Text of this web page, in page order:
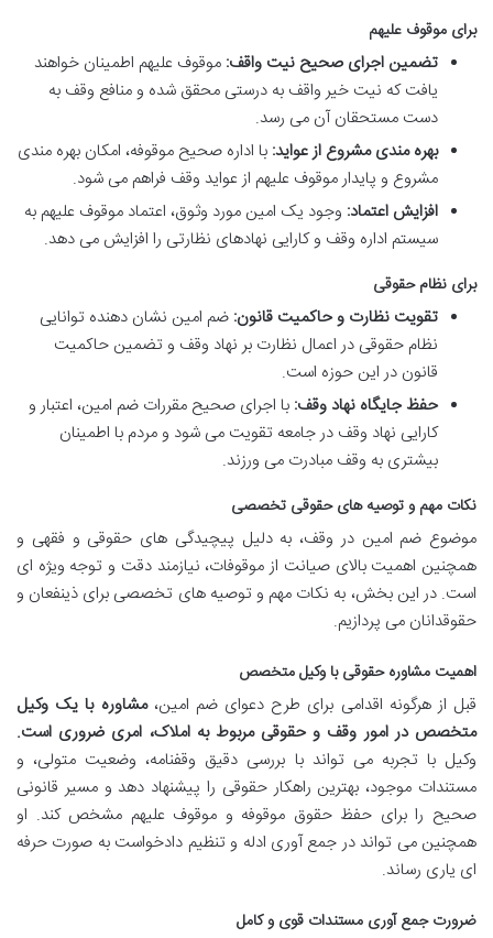
برای موقوف علیهم
تضمین اجرای صحیح نیت واقف: موقوف علیهم اطمینان خواهند
یافت که نیت خیر واقف به درستی محقق شده و منافع وقف به
دست مستحقان آن می رسد.
بهره مندی مشروع از عواید: با اداره صحیح موقوفه، امکان بهره مندی
مشروع و پایدار موقوف علیهم از عواید وقف فراهم می شود.
افزایش اعتماد: وجود یک امین مورد وثوق، اعتماد موقوف علیهم به
سیستم اداره وقف و کارایی نهادهای نظارتی را افزایش می دهد.
برای نظام حقوقی
تقویت نظارت و حاکمیت قانون: ضم امین نشان دهنده توانایی
نظام حقوقی در اعمال نظارت بر نهاد وقف و تضمین حاکمیت
قانون در این حوزه است.
حفظ جایگاه نهاد وقف: با اجرای صحیح مقررات ضم امین، اعتبار و
کارایی نهاد وقف در جامعه تقویت می شود و مردم با اطمینان
بیشتری به وقف مبادرت می ورزند.
نکات مهم و توصیه های حقوقی تخصصی
موضوع ضم امین در وقف، به دلیل پیچیدگی های حقوقی و فقهی و
همچنین اهمیت بالای صیانت از موقوفات، نیازمند دقت و توجه ویژه ای
است. در این بخش، به نکات مهم و توصیه های تخصصی برای ذینفعان و
حقوقدانان می پردازیم.
اهمیت مشاوره حقوقی با وکیل متخصص
قبل از هرگونه اقدامی برای طرح دعوای ضم امین،مشاوره با یک وکیل
متخصص در امور وقف و حقوقی مربوط به املاک، امری ضروری است.
وکیل با تجربه می تواند با بررسی دقیق وقفنامه، وضعیت متولی، و
مستندات موجود، بهترین راهکار حقوقی را پیشنهاد دهد و مسیر قانونی
صحیح را برای حفظ حقوق موقوفه و موقوف علیهم مشخص کند. او
همچنین می تواند در جمع آوری ادله و تنظیم دادخواست به صورت حرفه
ای یاری رساند.
ضرورت جمع آوری مستندات قوی و کامل